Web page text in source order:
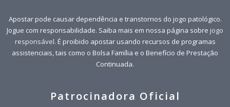
Apostar pode causar dependência e transtornos do jogo patológico.
Jogue com responsabilidade. Saiba mais em nossa página sobre jogo
responsável. É proibido apostar usando recursos de programas
assistenciais, tais como o Bolsa Família e o Benefício de Prestação
Continuada.
Patrocinadora Oficial